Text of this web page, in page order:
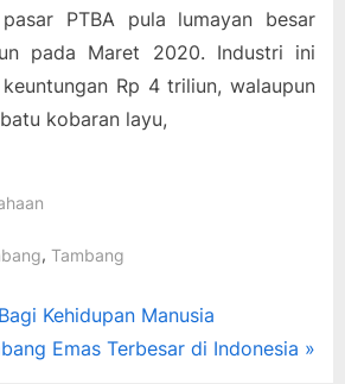
PTBA pula lumayan besar
pada Maret 2020. Industri ini
Rp 4 triliun, walaupun
kobaran layu,
,Tambang
Kehidupan Manusia
Emas Terbesar di Indonesia